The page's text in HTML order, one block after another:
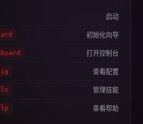
启动
初始化向导
打开控制台
查看配置
管理技能
查看帮助